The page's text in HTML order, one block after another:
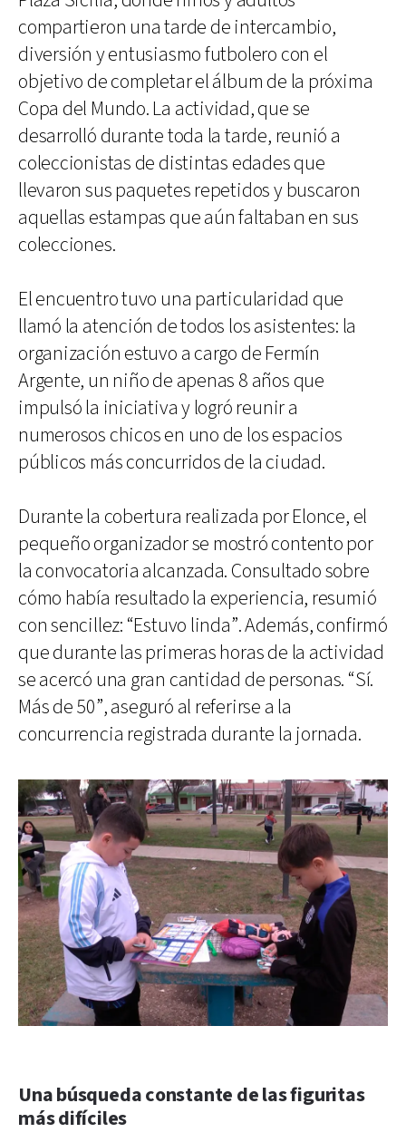
compartieron una tarde de intercambio,
diversión y entusiasmo futbolero con el
objetivo de completar el álbum de la próxima
Copa del Mundo. La actividad, que se
desarrolló durante toda la tarde, reunió a
coleccionistas de distintas edades que
llevaron sus paquetes repetidos y buscaron
aquellas estampas que aún faltaban en sus
colecciones.
El encuentro tuvo una particularidad que
llamó la atención de todos los asistentes: la
organización estuvo a cargo de Fermín
Argente, un niño de apenas 8 años que
impulsó la iniciativa y logró reunir a
numerosos chicos en uno de los espacios
públicos más concurridos de la ciudad.
Durante la cobertura realizada por Elonce, el
pequeño organizador se mostró contento por
la convocatoria alcanzada. Consultado sobre
cómo había resultado la experiencia, resumió
con sencillez: “Estuvo linda”. Además, confirmó
que durante las primeras horas de la actividad
se acercó una gran cantidad de personas. “Sí.
Más de 50”, aseguró al referirse a la
concurrencia registrada durante la jornada.
Una búsqueda constante de las figuritas
más difíciles